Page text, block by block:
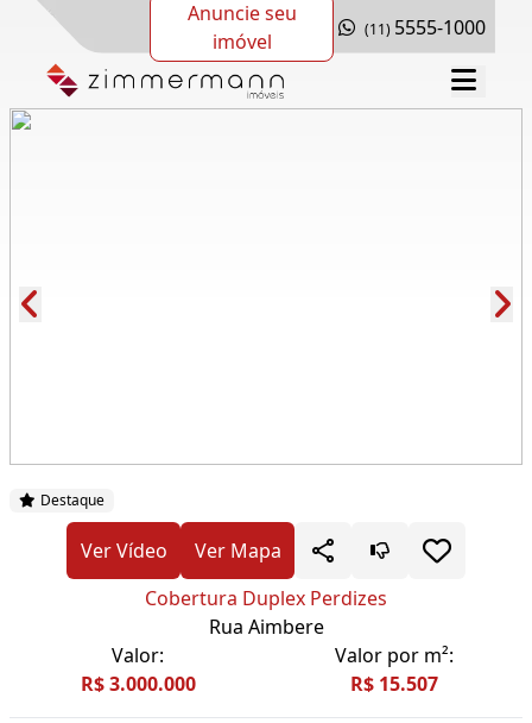
Anuncie seu
imóvel
(11) 5555-1000
Destaque
Ver Vídeo
Ver Mapa
Cobertura Duplex Perdizes
Rua Aimbere
Valor:
R$ 3.000.000
Valor por m²:
R$ 15.507